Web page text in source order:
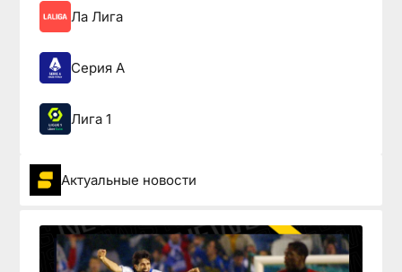
Ла Лига
Серия А
Лига 1
Актуальные новости